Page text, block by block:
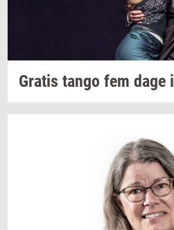
Gra­tis tango fem dage i